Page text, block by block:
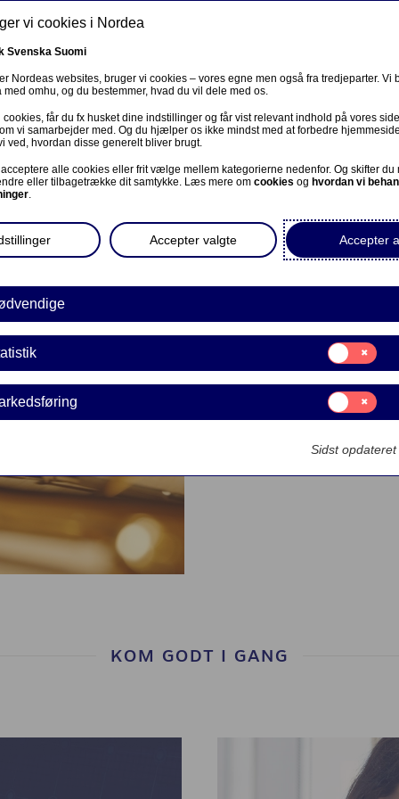
Magasinet
Viden
i
Her på siden får
der kan vedrøre
KOM GODT I GANG
vi cookies i Nordea
Svenska Suomi
Nordeas websites, bruger vi cookies – vores egne men også fra tredjeparter. Vi
med omhu, og du bestemmer, hvad du vil dele med os.
cookies, får du fx husket dine indstillinger og får vist relevant indhold på vores
vi samarbejder med. Og du hjælper os ikke mindst med at forbedre
ved, hvordan disse generelt bliver brugt.
alle cookies eller frit vælge mellem kategorierne nedenfor. Og skifter du
eller tilbagetrække dit samtykke. Læs mere om cookies og hvordan vi
.
Accepter
Accepter valgte
Samtykke
til:
Statistik
Samtykke
til:
Markedsføring
Sidst